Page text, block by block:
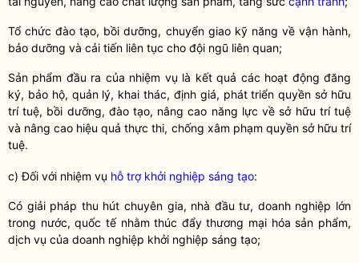
Tổ chức đào tạo, bồi dưỡng, chuyển giao kỹ năng về vận hành,
bảo dưỡng và cải tiến liên tục cho đội ngũ liên quan;
Sản phẩm đầu ra của nhiệm vụ là kết quả các hoạt động đăng
ký, bảo hộ, quản lý, khai thác, định giá, phát triểnquyền sở hữu
trí tuệ, bồi dưỡng, đào tạo, nâng cao năng lực về sở hữu trí tuệ
và nâng cao hiệu quả thực thi, chống xâm phạm quyềnsở hữu trí
tuệ.
c) Đối với nhiệm vụ hỗ trợ khởi nghiệp sáng tạo:
Có giải pháp thu hút chuyên gia, nhà đầu tư, doanh nghiệp lớn
trong nước, quốc tế nhằm thúc đẩy thương mại hóa sản phẩm,
dịch vụ của doanh nghiệp khởi nghiệp sáng tạo;